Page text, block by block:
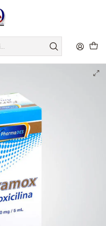
eres nuevo regístrate
ML -AMOXICILINA 250MG -
F39202 -VTO NOV 24 U